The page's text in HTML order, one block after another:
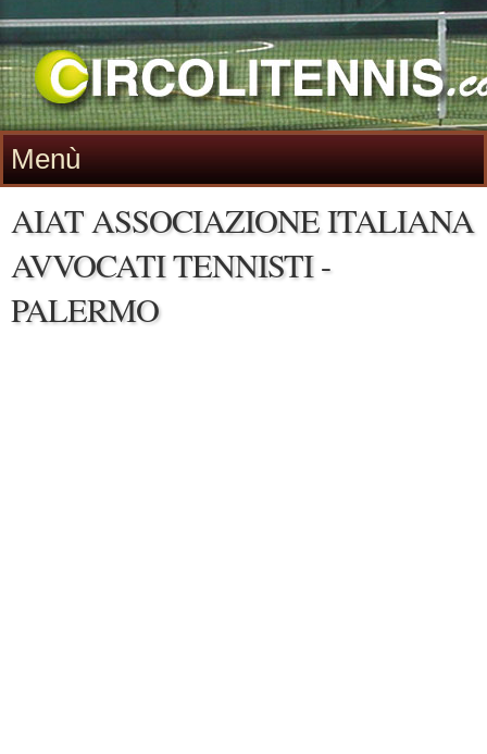
Menù
AIAT ASSOCIAZIONE ITALIANA
AVVOCATI TENNISTI -
PALERMO